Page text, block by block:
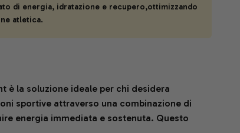
di energia, idratazione e recupero,ottimizzando
atletica.
è la soluzione ideale per chi desidera
sportive attraverso una combinazione di
energia immediata e sostenuta. Questo